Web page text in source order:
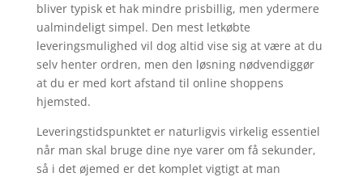
bliver typisk et hak mindre prisbillig, men ydermere
ualmindeligt simpel. Den mest letkøbte
leveringsmulighed vil dog altid vise sig at være at du
selv henter ordren, men den løsning nødvendiggør
at du er med kort afstand til online shoppens
hjemsted.
Leveringstidspunktet er naturligvis virkelig essentiel
når man skal bruge dine nye varer om få sekunder,
så i det øjemed er det komplet vigtigt at man